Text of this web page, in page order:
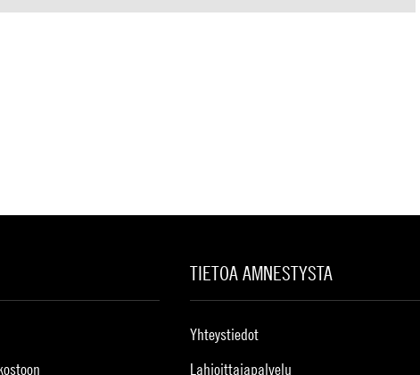
TIETOA AMNESTYSTA
Yhteystiedot
Lahjoittajapalvelu